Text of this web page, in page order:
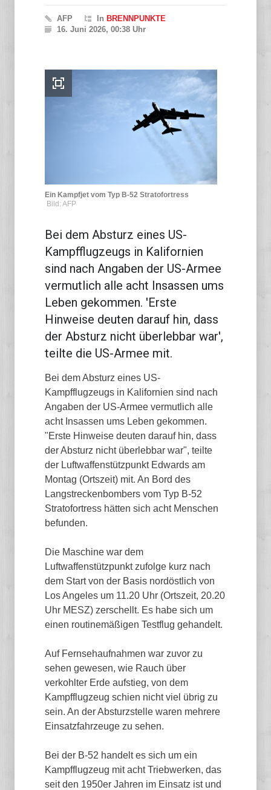
AFP In BRENNPUNKTE
16. Juni 2026, 00:38 Uhr
Ein Kampfjet vom Typ B-52 Stratofortress
Bild: AFP
Bei dem Absturz eines US-
Kampfflugzeugs in Kalifornien
sind nach Angaben der US-Armee
vermutlich alle acht Insassen ums
Leben gekommen. 'Erste
Hinweise deuten darauf hin, dass
der Absturz nicht überlebbar war',
teilte die US-Armee mit.
Bei dem Absturz eines US-
Kampfflugzeugs in Kalifornien sind nach
Angaben der US-Armee vermutlich alle
acht Insassen ums Leben gekommen.
"Erste Hinweise deuten darauf hin, dass
der Absturz nicht überlebbar war", teilte
der Luftwaffenstützpunkt Edwards am
Montag (Ortszeit) mit. An Bord des
Langstreckenbombers vom Typ B-52
Stratofortress hätten sich acht Menschen
befunden.
Die Maschine war dem
Luftwaffenstützpunkt zufolge kurz nach
dem Start von der Basis nordöstlich von
Los Angeles um 11.20 Uhr (Ortszeit, 20.20
Uhr MESZ) zerschellt. Es habe sich um
einen routinemäßigen Testflug gehandelt.
Auf Fernsehaufnahmen war zuvor zu
sehen gewesen, wie Rauch über
verkohlter Erde aufstieg, von dem
Kampfflugzeug schien nicht viel übrig zu
sein. An der Absturzstelle waren mehrere
Einsatzfahrzeuge zu sehen.
Bei der B-52 handelt es sich um ein
Kampfflugzeug mit acht Triebwerken, das
seit den 1950er Jahren im Einsatz ist und